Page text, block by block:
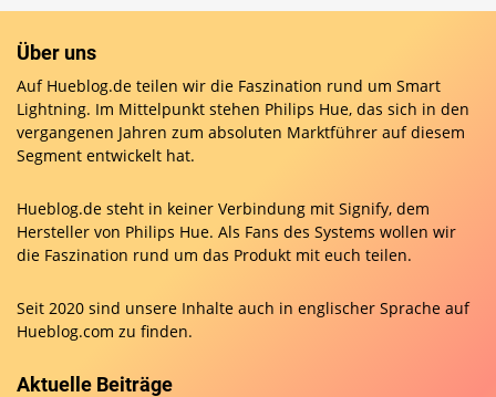
Über uns
Auf Hueblog.de teilen wir die Faszination rund um Smart
Lightning. Im Mittelpunkt stehen Philips Hue, das sich in den
vergangenen Jahren zum absoluten Marktführer auf diesem
Segment entwickelt hat.
Hueblog.de steht in keiner Verbindung mit Signify, dem
Hersteller von Philips Hue. Als Fans des Systems wollen wir
die Faszination rund um das Produkt mit euch teilen.
Seit 2020 sind unsere Inhalte auch in englischer Sprache auf
Hueblog.com zu finden.
Aktuelle Beiträge